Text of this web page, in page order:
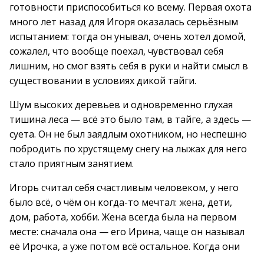
готовности приспособиться ко всему. Первая охота
много лет назад для Игоря оказалась серьёзным
испытанием: тогда он унывал, очень хотел домой,
сожалел, что вообще поехал, чувствовал себя
лишним, но смог взять себя в руки и найти смысл в
существовании в условиях дикой тайги.
Шум высоких деревьев и одновременно глухая
тишина леса — всё это было там, в тайге, а здесь —
суета. Он не был заядлым охотником, но неспешно
побродить по хрустящему снегу на лыжах для него
стало приятным занятием.
Игорь считал себя счастливым человеком, у него
было всё, о чём он когда-то мечтал: жена, дети,
дом, работа, хобби. Жена всегда была на первом
месте: сначала она — его Ирина, чаще он называл
её Ирочка, а уже потом всё остальное. Когда они